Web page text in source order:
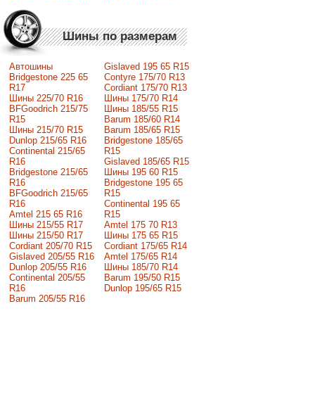
Шины по размерам
Автошины
Bridgestone 225 65
R17
Шины 225/70 R16
BFGoodrich 215/75
R15
Шины 215/70 R15
Dunlop 215/65 R16
Continental 215/65
R16
Bridgestone 215/65
R16
BFGoodrich 215/65
R16
Amtel 215 65 R16
Шины 215/55 R17
Шины 215/50 R17
Сordiant 205/70 R15
Gislaved 205/55 R16
Dunlop 205/55 R16
Continental 205/55
R16
Barum 205/55 R16
Gislaved 195 65 R15
Contyre 175/70 R13
Cordiant 175/70 R13
Шины 175/70 R14
Шины 185/55 R15
Barum 185/60 R14
Barum 185/65 R15
Bridgestone 185/65
R15
Gislaved 185/65 R15
Шины 195 60 R15
Bridgestone 195 65
R15
Continental 195 65
R15
Amtel 175 70 R13
Шины 175 65 R15
Cordiant 175/65 R14
Amtel 175/65 R14
Шины 185/70 R14
Barum 195/50 R15
Dunlop 195/65 R15